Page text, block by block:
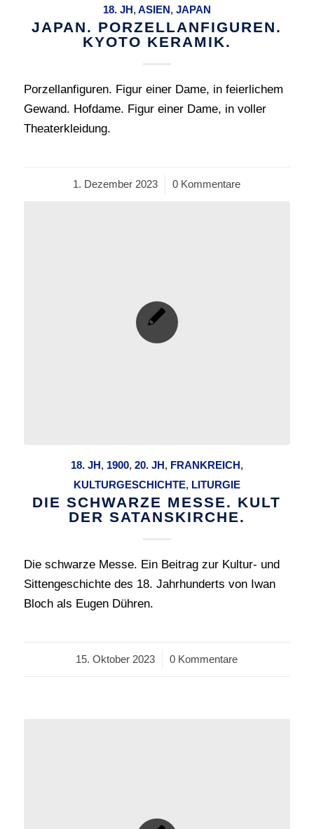
18. JH,ASIEN, JAPAN
JAPAN. PORZELLANFIGUREN.
KYOTO KERAMIK.
Porzellanfiguren. Figur einer Dame, in feierlichem
Gewand. Hofdame. Figur einer Dame, in voller
Theaterkleidung.
1. Dezember 2023
/ 0 Kommentare
18. JH, 1900, 20. JH, FRANKREICH,
KULTURGESCHICHTE, LITURGIE
DIE SCHWARZE MESSE. KULT
DER SATANSKIRCHE.
Die schwarze Messe. Ein Beitrag zur Kultur- und
Sittengeschichte des 18. Jahrhunderts von Iwan
Bloch als Eugen Dühren.
15. Oktober 2023
/ 0 Kommentare